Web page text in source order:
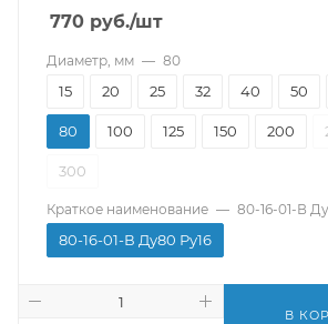
770 руб./шт
Диаметр, мм — 80
15 20 25 32 40 50
80 100 125 150 200
300
Краткое наименование — 80-16-01-В
80-16-01-В Ду80 Ру16
В